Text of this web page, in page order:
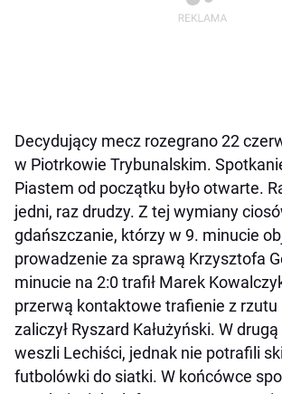
Decydujący mecz rozegrano 22
w Piotrkowie Trybunalskim.
Piastem od początku było otwarte.
jedni, raz drudzy. Z tej wymiany
gdańszczanie, którzy w 9. minucie
prowadzenie za sprawą Krzysztofa
minucie na 2:0 trafił Marek
przerwą kontaktowe trafienie z rzutu
zaliczył Ryszard Kałużyński. W
weszli Lechiści, jednak nie potrafili
futbolówki do siatki. W końcówce